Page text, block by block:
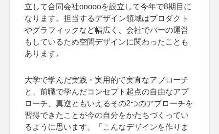
立して合同会社oooooを設立して今年で8期目に
なります。担当するデザイン領域はプロダクト
やグラフィックなど幅広く、会社でバーの運営
もしているため空間デザインに関わったことも
あります。
大学で学んだ実践・実用的で実直なアプローチ
と、前職で学んだコンセプト起点の自由なアプ
ローチ、真逆ともいえるその2つのアプローチを
習得できたことが今の自分をかたちづくってい
るように思います。「こんなデザインを作りま